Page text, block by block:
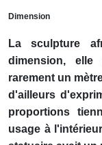
Dimension
La sculpture
dimension,
rarement un
d'ailleurs
proportions
usage à